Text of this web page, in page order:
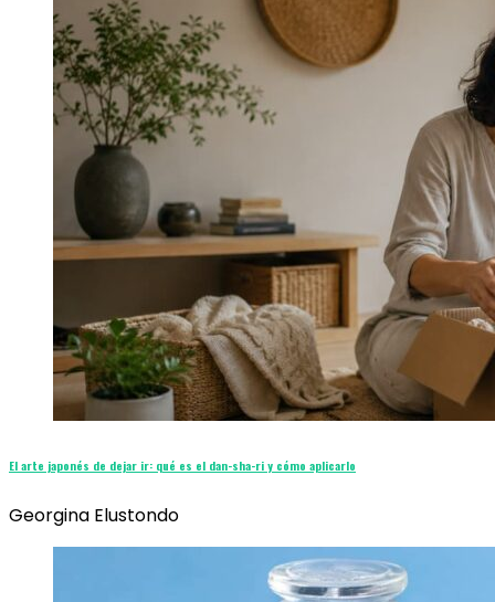
El arte japonés de dejar ir: qué es el dan-sha-ri y cómo aplicarlo
Georgina Elustondo